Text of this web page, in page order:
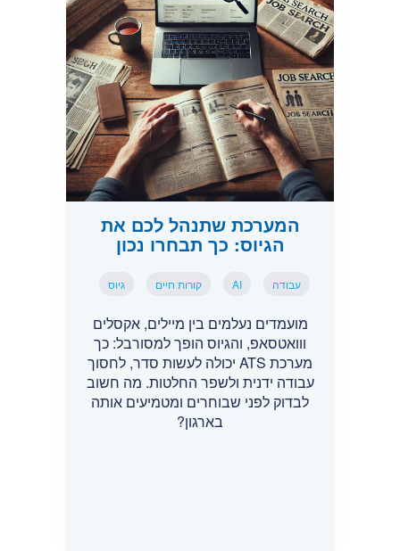
המערכת שתנהל לכם את
הגיוס: כך תבחרו נכון
עבודה AI קורות חיים גיוס
מועמדים נעלמים בין מיילים, אקסלים
ווואטסאפ, והגיוס הופך למסורבל: כך
מערכת ATS יכולה לעשות סדר, לחסוך
עבודה ידנית ולשפר החלטות. מה חשוב
לבדוק לפני שבוחרים ומטמיעים אותה
בארגון?